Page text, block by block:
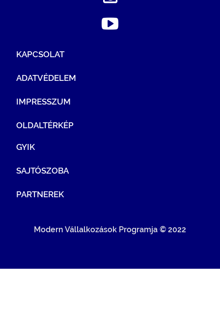
KAPCSOLAT
ADATVÉDELEM
IMPRESSZUM
OLDALTÉRKÉP
GYIK
SAJTÓSZOBA
PARTNEREK
Modern Vállalkozások Programja © 2022